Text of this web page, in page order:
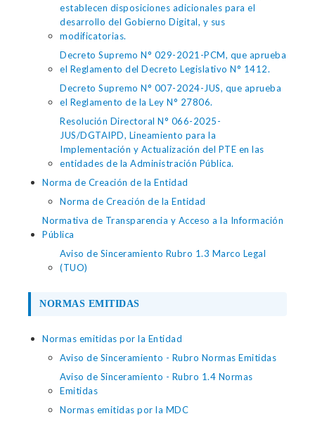
establecen disposiciones adicionales para el
desarrollo del Gobierno Digital, y sus
modificatorias.
Decreto Supremo N° 029-2021-PCM, que aprueba
el Reglamento del Decreto Legislativo N° 1412.
Decreto Supremo N° 007-2024-JUS, que aprueba
el Reglamento de la Ley N° 27806.
Resolución Directoral N° 066-2025-
JUS/DGTAIPD, Lineamiento para la
Implementación y Actualización del PTE en las
entidades de la Administración Pública.
Norma de Creación de la Entidad
Norma de Creación de la Entidad
Normativa de Transparencia y Acceso a la Información
Pública
Aviso de Sinceramiento Rubro 1.3 Marco Legal
(TUO)
NORMAS EMITIDAS
Normas emitidas por la Entidad
Aviso de Sinceramiento - Rubro Normas Emitidas
Aviso de Sinceramiento - Rubro 1.4 Normas
Emitidas
Normas emitidas por la MDC